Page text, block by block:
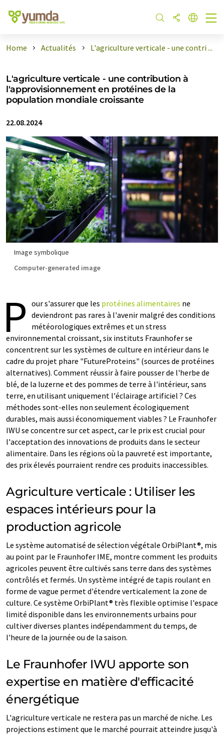
Home Actualités L'agriculture verticale - une contri ...
L'agriculture verticale - une contribution à
l'approvisionnement en protéines de la
population mondiale croissante
22.08.2024
Image symbolique
Computer-generated image
P our s'assurer que les protéines alimentaires ne
deviendront pas rares à l'avenir malgré des conditions
météorologiques extrêmes et un stress
environnemental croissant, six instituts Fraunhofer se
concentrent sur les systèmes de culture en intérieur dans le
cadre du projet phare "FutureProteins" (sources de protéines
alternatives). Comment réussir à faire pousser de l'herbe de
blé, de la luzerne et des pommes de terre à l'intérieur, sans
terre, en utilisant uniquement l'éclairage artificiel ? Ces
méthodes sont-elles non seulement écologiquement
durables, mais aussi économiquement viables ? Le Fraunhofer
IWU se concentre sur cet aspect, car le prix est crucial pour
l'acceptation des innovations de produits dans le secteur
alimentaire. Dans les régions où la pauvreté est importante,
des prix élevés pourraient rendre ces produits inaccessibles.
Agriculture verticale : Utiliser les
espaces intérieurs pour la
production agricole
Le système automatisé de sélection végétale OrbiPlant®, mis
au point par le Fraunhofer IME, montre comment les produits
agricoles peuvent être cultivés sans terre dans des systèmes
contrôlés et fermés. Un système intégré de tapis roulant en
forme de vague permet d'étendre verticalement la zone de
culture. Ce système OrbiPlant® très flexible optimise l'espace
limité disponible dans les environnements urbains pour
cultiver diverses plantes indépendamment du temps, de
l'heure de la journée ou de la saison.
Le Fraunhofer IWU apporte son
expertise en matière d'efficacité
énergétique
L'agriculture verticale ne restera pas un marché de niche. Les
projections estiment que le marché pourrait atteindre jusqu'à